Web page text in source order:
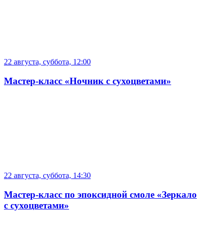
22 августа, суббота, 12:00
Мастер-класс «Ночник с сухоцветами»
22 августа, суббота, 14:30
Мастер-класс по эпоксидной смоле «Зеркало
с сухоцветами»